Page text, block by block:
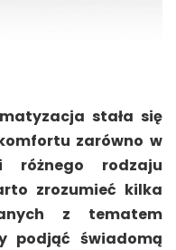
stała się
zarówno w
rodzaju
zrozumieć kilka
z tematem
podjąć świadomą